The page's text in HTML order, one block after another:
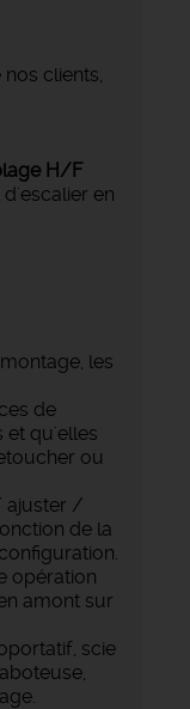
clients,
H/F
en
les
de
et qu'elles
ou
ajuster /
de la
opération
amont sur
scie